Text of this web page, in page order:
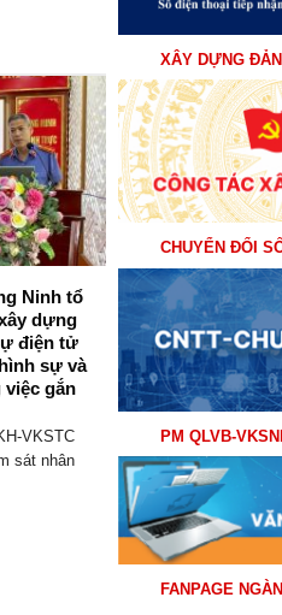
Ninh tổ
dựng
điện tử
sự và
việc gắn
VKSTC
sát nhân
Viện kiểm sát
Quảng Ninh tổ
huấn thí điểm
công
Thực hiện Kế
ngày 28/5/2026
31
Th7
XÂY DỰNG
CHUYỂN ĐỔI
PM QLVB-
FANPAGE